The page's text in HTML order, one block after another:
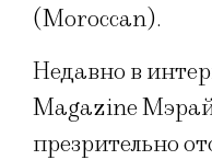
(Moroccan).
Недавно в
Magazine
презрительно